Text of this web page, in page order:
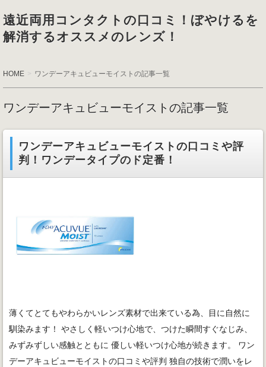
遠近両用コンタクトの口コミ！ぼやけるを
解消するオススメのレンズ！
HOME ワンデーアキュビューモイストの記事一覧
ワンデーアキュビューモイストの記事一覧
ワンデーアキュビューモイストの口コミや評
判！ワンデータイプのド定番！
薄くてとてもやわらかいレンズ素材で出来ている為、目に自然に
馴染みます！ やさしく軽いつけ心地で、つけた瞬間すぐなじみ、
みずみずしい感触とともに 優しい軽いつけ心地が続きます。 ワン
デーアキュビューモイストの口コミや評判 独自の技術で潤いをレ